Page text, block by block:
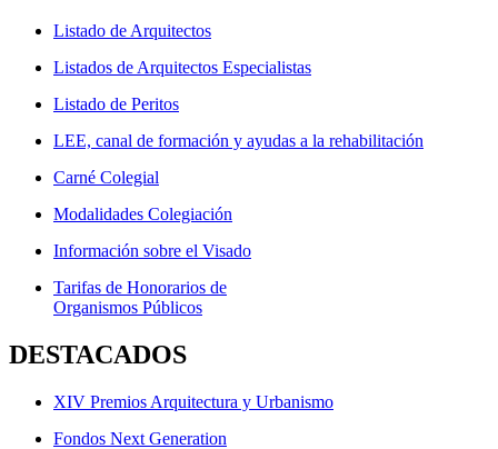
Listado de Arquitectos
Listados de Arquitectos Especialistas
Listado de Peritos
LEE, canal de formación y ayudas a la rehabilitación
Carné Colegial
Modalidades Colegiación
Información sobre el Visado
Tarifas de Honorarios de
Organismos Públicos
DESTACADOS
XIV Premios Arquitectura y Urbanismo
Fondos Next Generation